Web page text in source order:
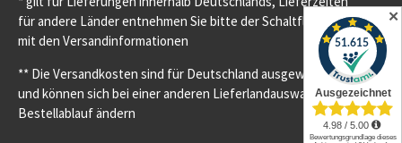
für andere Länder entnehmen Sie bitte der Schaltfläche
mit den Versandinformationen
** Die Versandkosten sind für Deutschland ausgewiesen
und können sich bei einer anderen Lieferlandauswahl im
Bestellablauf ändern
✕